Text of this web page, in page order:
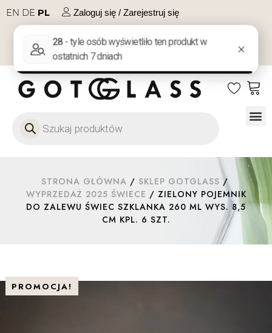
EN DE PL Zaloguj się / Zarejestruj się
NA PREZENT KONTAKT
STRONA GŁÓWNA / SKLEP GOTGLASS /
WYPRZEDAŻ 2025 ŚWIECE / ZIELONY POJEMNIK
DO ZALEWU ŚWIEC SZKLANKA 260 ML WYS. 8,5
CM KPL. 6 SZT.
PROMOCJA!